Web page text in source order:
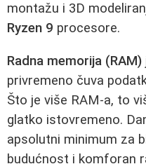
montažu i 3D
Ryzen 9 procesore.
Radna memorija (RAM)
privremeno čuva
Što je više RAM-a, to
glatko istovremeno.
apsolutni minimum za
budućnost i komforan